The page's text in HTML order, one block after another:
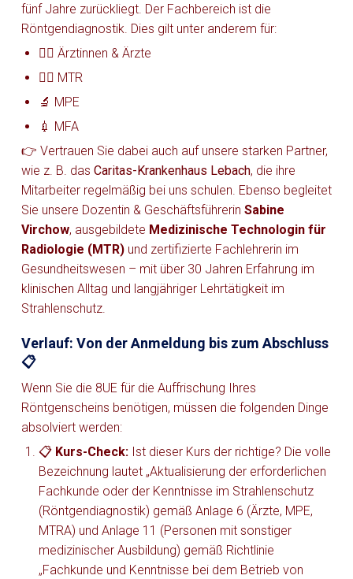
fünf Jahre zurückliegt. Der Fachbereich ist die
Röntgendiagnostik. Dies gilt unter anderem für:
👩‍⚕️ Ärztinnen & Ärzte
👨‍⚕️ MTR
🔬 MPE
💉 MFA
👉 Vertrauen Sie dabei auch auf unsere starken Partner,
wie z. B. das Caritas-Krankenhaus Lebach, die ihre
Mitarbeiter regelmäßig bei uns schulen. Ebenso begleitet
Sie unsere Dozentin & Geschäftsführerin Sabine
Virchow, ausgebildete Medizinische Technologin für
Radiologie (MTR) und zertifizierte Fachlehrerin im
Gesundheitswesen – mit über 30 Jahren Erfahrung im
klinischen Alltag und langjähriger Lehrtätigkeit im
Strahlenschutz.
Verlauf: Von der Anmeldung bis zum Abschluss
📋
Wenn Sie die 8UE für die Auffrischung Ihres
Röntgenscheins benötigen, müssen die folgenden Dinge
absolviert werden:
📋 Kurs-Check: Ist dieser Kurs der richtige? Die volle
Bezeichnung lautet „Aktualisierung der erforderlichen
Fachkunde oder der Kenntnisse im Strahlenschutz
(Röntgendiagnostik) gemäß Anlage 6 (Ärzte, MPE,
MTRA) und Anlage 11 (Personen mit sonstiger
medizinischer Ausbildung) gemäß Richtlinie
„Fachkunde und Kenntnisse bei dem Betrieb von